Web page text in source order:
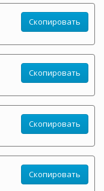
Скопировать
Скопировать
Скопировать
Скопировать